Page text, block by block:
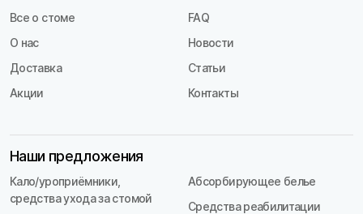
Все о стоме
О нас
Доставка
Акции
FAQ
Новости
Статьи
Контакты
Наши предложения
Кало/уроприёмники,
средства ухода за стомой
Абсорбирующее белье
Средства реабилитации